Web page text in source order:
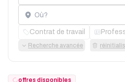
Localisation
Contrat de travail
Recherche avancée
offres disponibles